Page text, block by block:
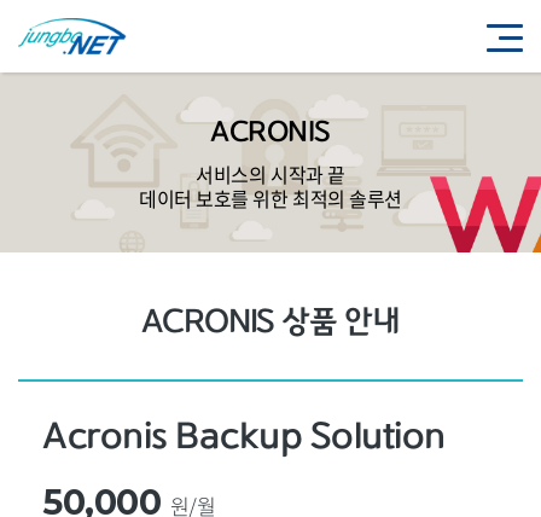
ACRONIS
서비스의 시작과 끝
데이터 보호를 위한 최적의 솔루션
ACRONIS 상품 안내
Acronis Backup Solution
50,000 원/월